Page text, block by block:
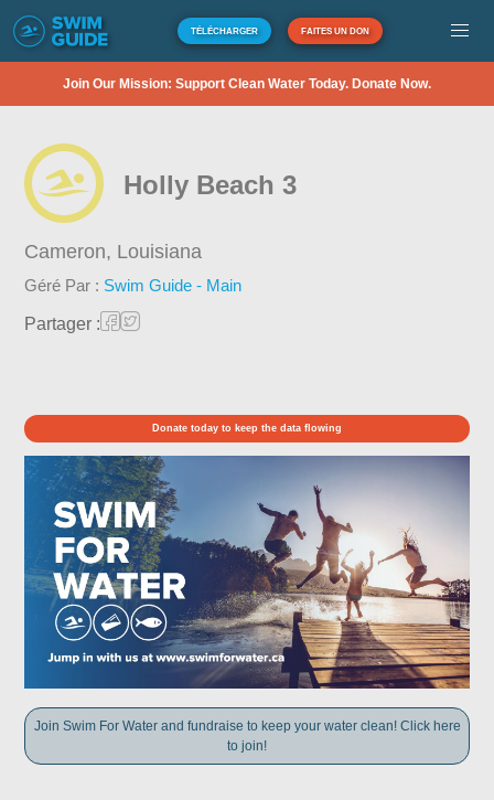
TÉLÉCHARGER FAITES UN DON
Join Our Mission: Support Clean Water Today. Donate Now.
Holly Beach 3
Cameron, Louisiana
Géré Par : Swim Guide - Main
Partager :
Donate today to keep the data flowing
Join Swim For Water and fundraise to keep your water clean! Click here
to join!